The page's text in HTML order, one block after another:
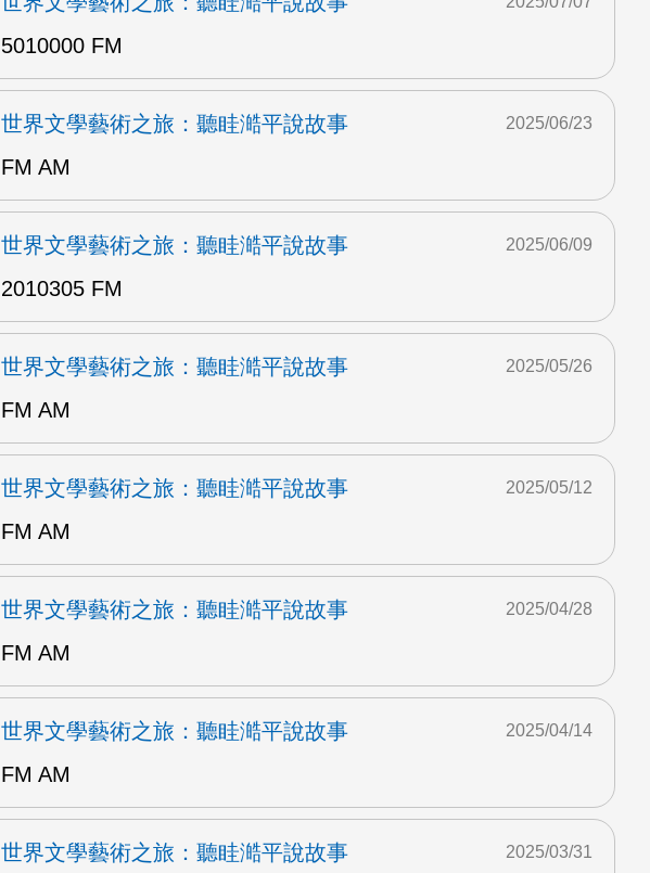
5010000 FM
世界文學藝術之旅：聽眭澔平說故事
FM AM
2025/06/23
世界文學藝術之旅：聽眭澔平說故事
2010305 FM
2025/06/09
世界文學藝術之旅：聽眭澔平說故事
FM AM
2025/05/26
世界文學藝術之旅：聽眭澔平說故事
FM AM
2025/05/12
世界文學藝術之旅：聽眭澔平說故事
FM AM
2025/04/28
世界文學藝術之旅：聽眭澔平說故事
FM AM
2025/04/14
世界文學藝術之旅：聽眭澔平說故事 2025/03/31